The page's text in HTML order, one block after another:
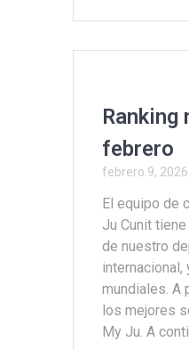
ce
b
o
k
tt
Ranking
febrero
febrero 9, 2026
El equipo de
Ju Cunit
de nuestro
internacional,
mundiales. A
los mejores
My Ju. A